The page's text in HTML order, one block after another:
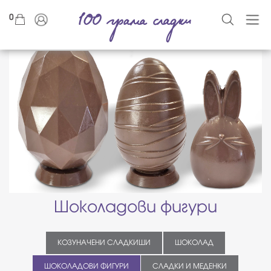
0
Шоколадови фигури
КОЗУНАЧЕНИ СЛАДКИШИ ШОКОЛАД
ШОКОЛАДОВИ ФИГУРИ СЛАДКИ И МЕДЕНКИ